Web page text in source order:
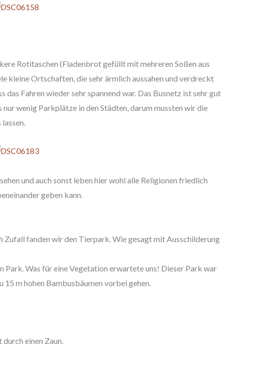
Rotitaschen (Fladenbrot gefüllt mit mehreren Soßen aus
kleine Ortschaften, die sehr ärmlich aussahen und verdreckt
Fahren wieder sehr spannend war. Das Busnetz ist sehr gut
wenig Parkplätze in den Städten, darum mussten wir die
und auch sonst leben hier wohl alle Religionen friedlich
geben kann.
Zufall fanden wir den Tierpark. Wie gesagt mit Ausschilderung
Was für eine Vegetation erwartete uns! Dieser Park war
m hohen Bambusbäumen vorbei gehen.
einen Zaun.